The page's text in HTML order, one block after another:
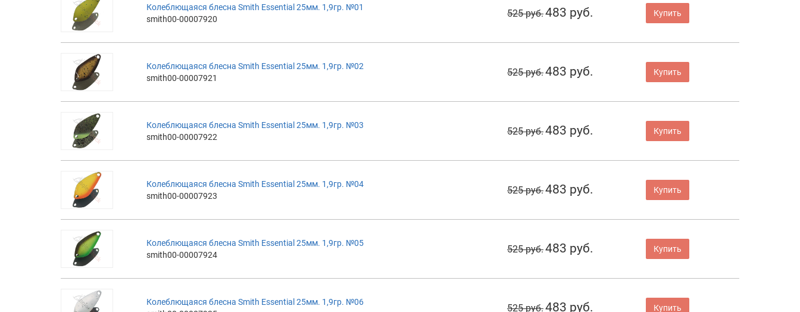
Колеблющаяся блесна Smith Essential 25мм. 1,9гр. №01
smith00-00007920
525 руб.483 руб. Купить
Колеблющаяся блесна Smith Essential 25мм. 1,9гр. №02
smith00-00007921
525 руб.483 руб. Купить
Колеблющаяся блесна Smith Essential 25мм. 1,9гр. №03
smith00-00007922
525 руб.483 руб. Купить
Колеблющаяся блесна Smith Essential 25мм. 1,9гр. №04
smith00-00007923
525 руб.483 руб. Купить
Колеблющаяся блесна Smith Essential 25мм. 1,9гр. №05
smith00-00007924
525 руб.483 руб. Купить
Колеблющаяся блесна Smith Essential 25мм. 1,9гр. №06
525 руб.483 руб. Купить